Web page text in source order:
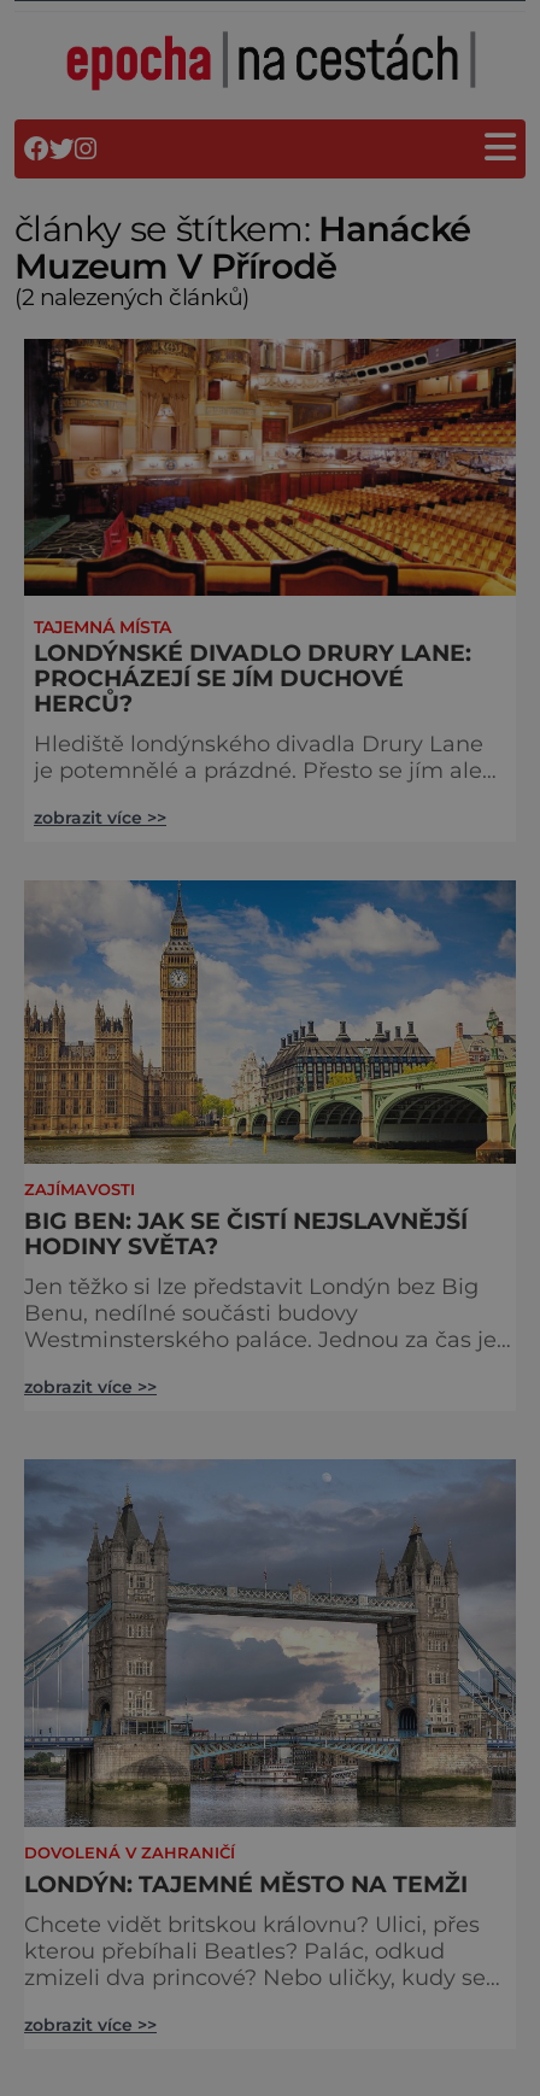
články se štítkem: Hanácké
Muzeum V Přírodě
(2 nalezených článků)
TAJEMNÁ MÍSTA
LONDÝNSKÉ DIVADLO DRURY LANE:
PROCHÁZEJÍ SE JÍM DUCHOVÉ
HERCŮ?
Hlediště londýnského divadla Drury Lane
je potemnělé a prázdné. Přesto se jím ale
jakési mumlání, z nedaleké chodby čísi
totiž údajně straší. Stavbu londýnského
divadla Drury Lane dotoval bohatý herec a
divadelník ze 17. století jménem Thomas
zobrazit více >>
ZAJÍMAVOSTI
BIG BEN: JAK SE ČISTÍ NEJSLAVNĚJŠÍ
HODINY SVĚTA?
Jen těžko si lze představit Londýn bez Big
Benu, nedílné součásti budovy
Westminsterského paláce. Jednou za čas je
opucovat zašedlý kabát. Na konci srpna roku
čtyřčlenná údržbářská četa, vyzbrojena
hadry a kbelíky s mýdlovou vodou, po
několik dní navracela zašlý lesk. [caption
zobrazit více >>
DOVOLENÁ V ZAHRANIČÍ
LONDÝN: TAJEMNÉ MĚSTO NA TEMŽI
Chcete vidět britskou královnu? Ulici, přes
kterou přebíhali Beatles? Palác, odkud
zmizeli dva princové? Nebo uličky, kudy se
jak to všechno stihnout? Kouzelný Londýn
zobrazit více >>